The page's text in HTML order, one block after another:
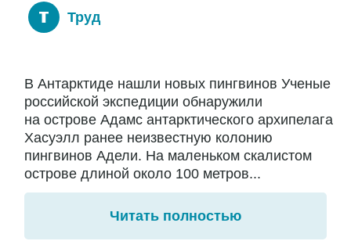
Труд
В Антарктиде нашли новых пингвинов Ученые
российской экспедиции обнаружили
на острове Адамс антарктического архипелага
Хасуэлл ранее неизвестную колонию
пингвинов Адели. На маленьком скалистом
острове длиной около 100 метров...
Читать полностью